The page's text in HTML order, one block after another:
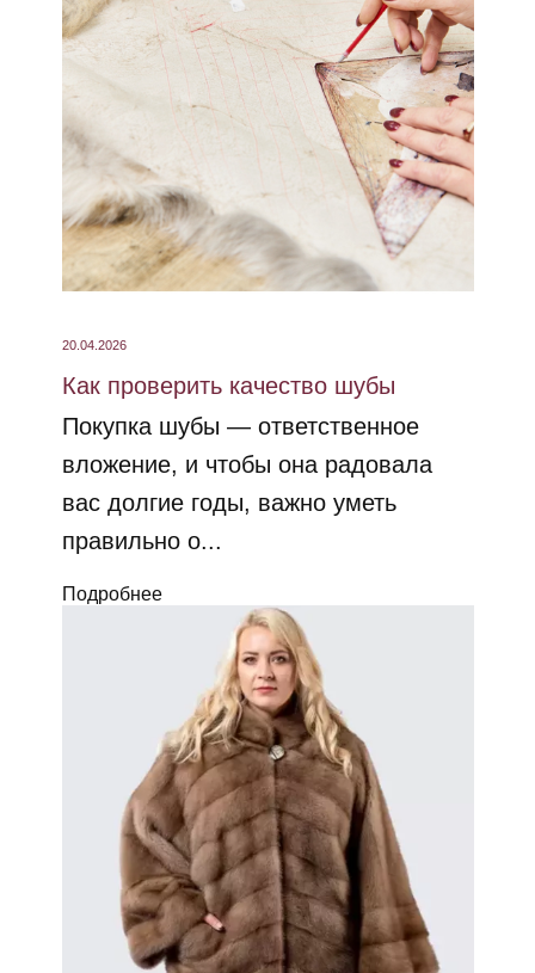
20.04.2026
Как проверить качество шубы
Покупка шубы — ответственное
вложение, и чтобы она радовала
вас долгие годы, важно уметь
правильно о...
Подробнее